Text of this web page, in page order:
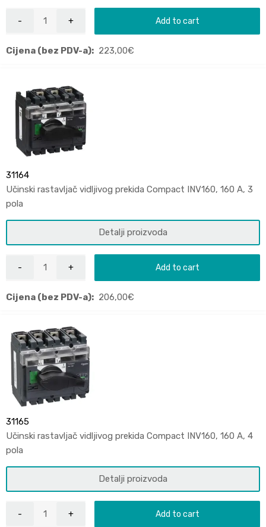
Add to cart
Cijena (bez PDV-a): 223,00€
31164
Učinski rastavljač vidljivog prekida Compact INV160, 160 A, 3
pola
Detalji proizvoda
Add to cart
Cijena (bez PDV-a): 206,00€
31165
Učinski rastavljač vidljivog prekida Compact INV160, 160 A, 4
pola
Detalji proizvoda
Add to cart